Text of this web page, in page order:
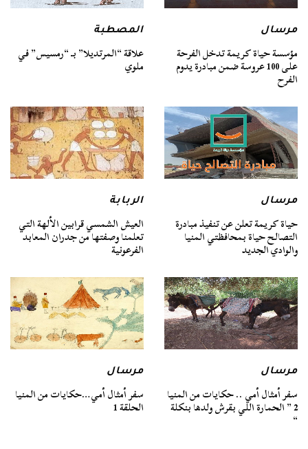
مرسال
مؤسسة حياة كريمة تدخل الفرحة
على 100 عروسة ضمن مبادرة يدوم
الفرح
المصطبة
علاقة “المرتديلا” بـ “رمسيس” في
ملوي
مرسال
حياة كريمة تعلن عن تنفيذ مبادرة
التصالح حياة بمحافظتي المنيا
والوادي الجديد
الربابة
العيش الشمسي قرابين الألهة التي
تعلمنا وصفتها من جدران المعابد
الفرعونية
مرسال
سفر أمثال أمي .. حكايات من المنيا
2 ” الحمارة اللي بقرش ولدها بنكلة
“
مرسال
سفر أمثال أمي…حكايات من المنيا
الحلقة 1